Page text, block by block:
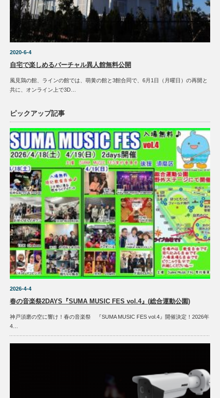
2020-6-4
自宅で楽しめるバーチャル異人館無料公開
風見鶏の館、ラインの館では、萌黄の館と3館合同で、6月1日（月曜日）の再開と
共に、オンライン上で3D…
ピックアップ記事
2026-4-4
春の音楽祭2DAYS『SUMA MUSIC FES vol.4』(総合運動公園)
神戸須磨の空に響け！春の音楽祭 『SUMA MUSIC FES vol.4』開催決定！2026年
4…